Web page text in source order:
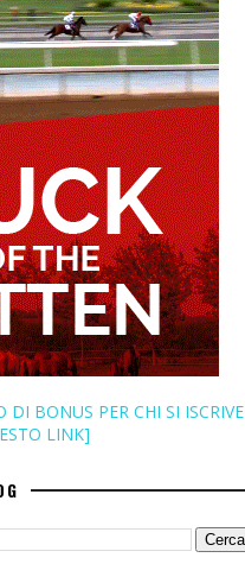
DI BONUS PER CHI SI ISCRIVE
LINK]